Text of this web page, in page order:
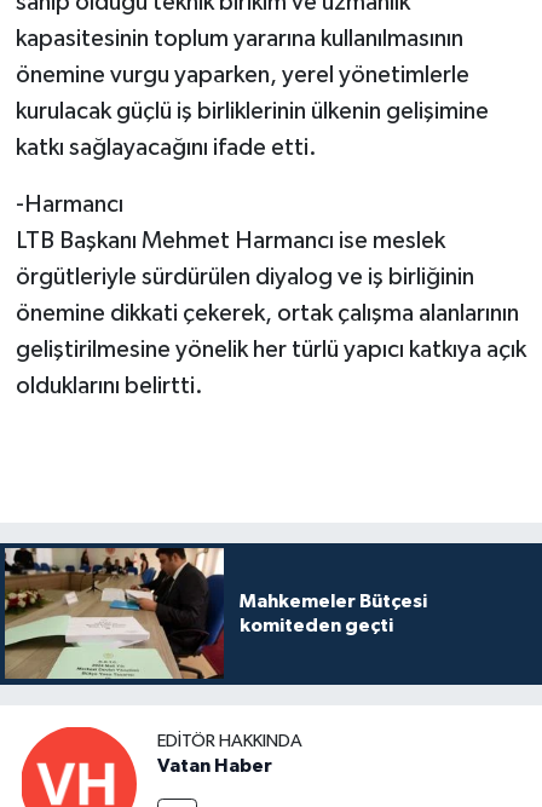
kapasitesinin toplum yararına kullanılmasının
önemine vurgu yaparken, yerel yönetimlerle
kurulacak güçlü iş birliklerinin ülkenin gelişimine
katkı sağlayacağını ifade etti.
-Harmancı
LTB Başkanı Mehmet Harmancı ise meslek
örgütleriyle sürdürülen diyalog ve iş birliğinin
önemine dikkati çekerek, ortak çalışma alanlarının
geliştirilmesine yönelik her türlü yapıcı katkıya açık
olduklarını belirtti.
Mahkemeler Bütçesi
komiteden geçti
EDITÖR HAKKINDA
Vatan Haber